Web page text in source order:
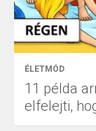
ÉLETMÓD
11 példa
elfelejti,